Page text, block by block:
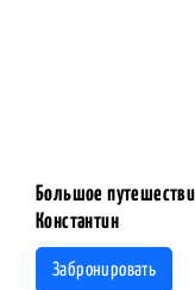
Большое
Константин
Забронировать